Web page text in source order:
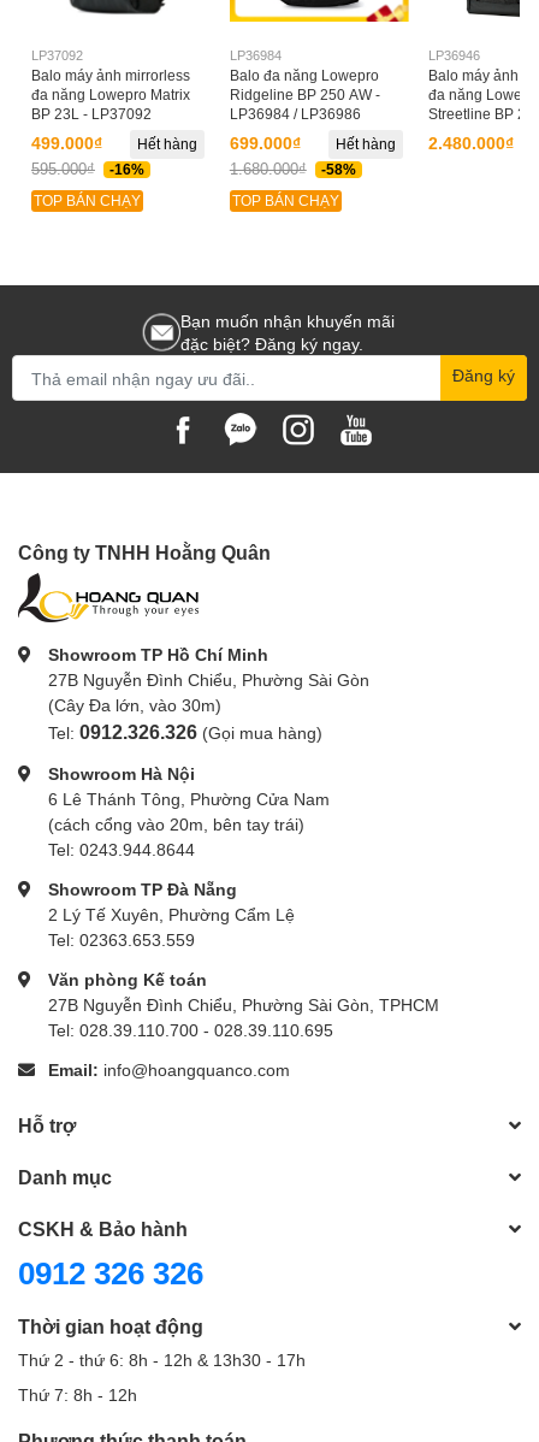
LP37092
Balo máy ảnh mirrorless
đa năng Lowepro Matrix
BP 23L - LP37092
499.000₫
595.000₫ -16%
Hết hàng
TOP BÁN CHẠY
LP36984
Balo đa năng Lowepro
Ridgeline BP 250 AW -
LP36984 / LP36986
699.000₫
1.680.000₫ -58%
Hết hàng
TOP BÁN CHẠY
LP36946
Balo máy ảnh
đa năng
Streetline BP
LP36946
2.480.000₫
Bạn muốn nhận khuyến mãi
đặc biệt? Đăng ký ngay.
Đăng ký
Công ty TNHH Hoằng Quân
Showroom TP Hồ Chí Minh
27B Nguyễn Đình Chiểu, Phường Sài Gòn
(Cây Đa lớn, vào 30m)
Tel: 0912.326.326 (Gọi mua hàng)
Showroom Hà Nội
6 Lê Thánh Tông, Phường Cửa Nam
(cách cổng vào 20m, bên tay trái)
Tel: 0243.944.8644
Showroom TP Đà Nẵng
2 Lý Tế Xuyên, Phường Cẩm Lệ
Tel: 02363.653.559
Văn phòng Kế toán
27B Nguyễn Đình Chiểu, Phường Sài Gòn, TPHCM
Tel: 028.39.110.700 - 028.39.110.695
Email: info@hoangquanco.com
Hỗ trợ
Danh mục
CSKH & Bảo hành
0912 326 326
Thời gian hoạt động
Thứ 2 - thứ 6: 8h - 12h & 13h30 - 17h
Thứ 7: 8h - 12h